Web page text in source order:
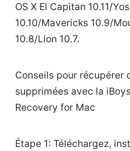
OS X El Capitan 10.11/
10.10/Mavericks 10.9/
10.8/Lion 10.7.
Conseils pour récupérer
supprimées avec la
Recovery for Mac
Étape 1: Téléchargez,